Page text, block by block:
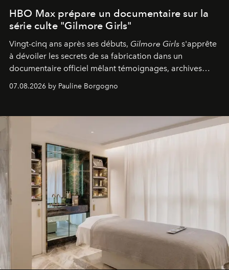
HBO Max prépare un documentaire sur la
série culte "Gilmore Girls"
Vingt-cinq ans après ses débuts, Gilmore Girls s'apprête
à dévoiler les secrets de sa fabrication dans un
documentaire officiel mêlant témoignages, archives
générationnel.
07.08.2026 by Pauline Borgogno